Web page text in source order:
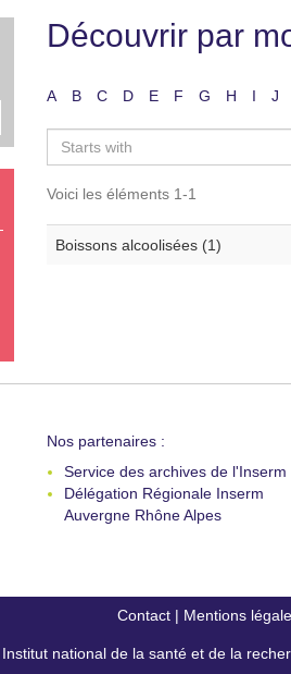
Découvrir par
A B C D E F G H I J
Voici les éléments 1-1
Boissons alcoolisées (1)
Nos partenaires :
Service des archives de l'Inserm
Délégation Régionale Inserm
Auvergne Rhône Alpes
Contact| Mentions
Institut national de la santé et de la